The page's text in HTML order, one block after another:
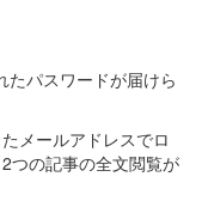
たパスワードが届けら
メールアドレスでロ
つの記事の全文閲覧が